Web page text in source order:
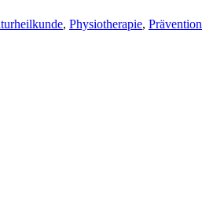
, Physiotherapie, Prävention